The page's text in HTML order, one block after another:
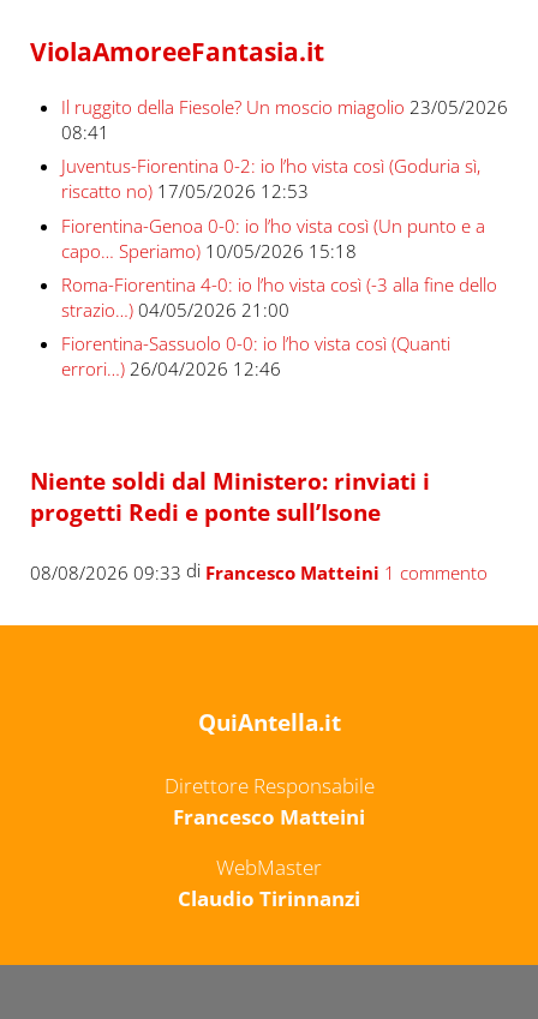
ViolaAmoreeFantasia.it
Il ruggito della Fiesole? Un moscio miagolio 23/05/2026
08:41
Juventus-Fiorentina 0-2: io l’ho vista così (Goduria sì,
riscatto no) 17/05/2026 12:53
Fiorentina-Genoa 0-0: io l’ho vista così (Un punto e a
capo… Speriamo) 10/05/2026 15:18
Roma-Fiorentina 4-0: io l’ho vista così (-3 alla fine dello
strazio…) 04/05/2026 21:00
Fiorentina-Sassuolo 0-0: io l’ho vista così (Quanti
errori…) 26/04/2026 12:46
Niente soldi dal Ministero: rinviati i
progetti Redi e ponte sull’Isone
08/08/2026 09:33 di Francesco Matteini 1 commento
QuiAntella.it
Direttore Responsabile
Francesco Matteini
WebMaster
Claudio Tirinnanzi